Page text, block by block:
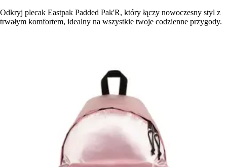
Odkryj plecak Eastpak Padded Pak'R, który łączy nowoczesny styl z
trwałym komfortem, idealny na wszystkie twoje codzienne przygody.